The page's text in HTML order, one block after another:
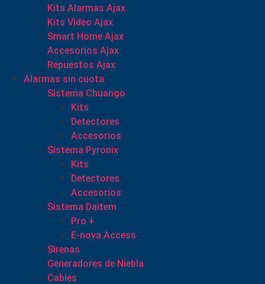
Kits Alarmas Ajax
Kits Video Ajax
Smart Home Ajax
Accesorios Ajax
Repuestos Ajax
Alarmas sin cuota
Sistema Chuango
Kits
Detectores
Accesorios
Sistema Pyronix
Kits
Detectores
Accesorios
Sistema Daitem
Pro +
E-nova Access
Sirenas
Generadores de Niebla
Cables